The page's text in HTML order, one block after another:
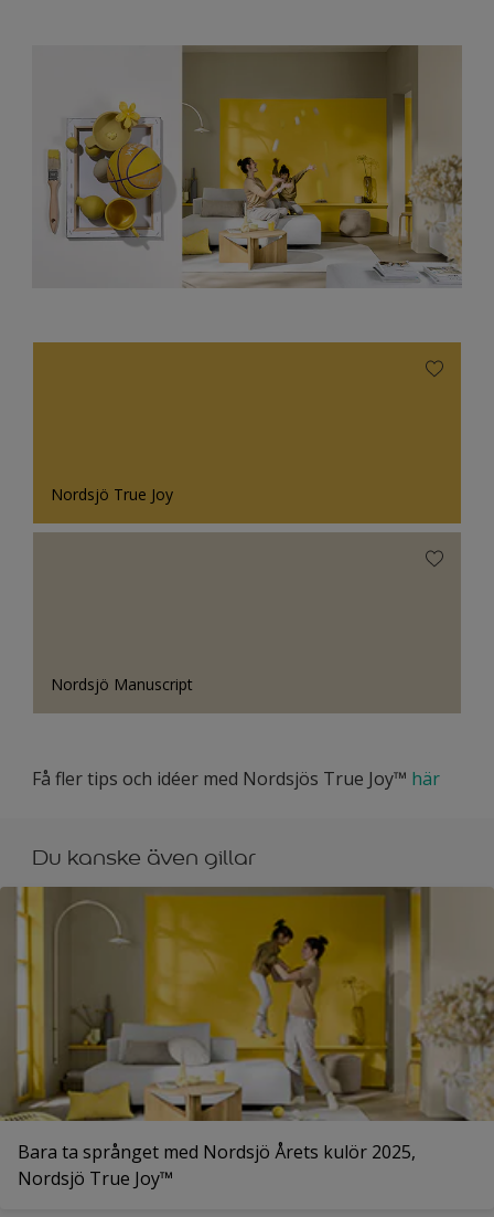
Nordsjö True Joy
Nordsjö Manuscript
Få fler tips och idéer med Nordsjös True Joy™ här
Du kanske även gillar
Bara ta språnget med Nordsjö Årets kulör 2025,
Nordsjö True Joy™